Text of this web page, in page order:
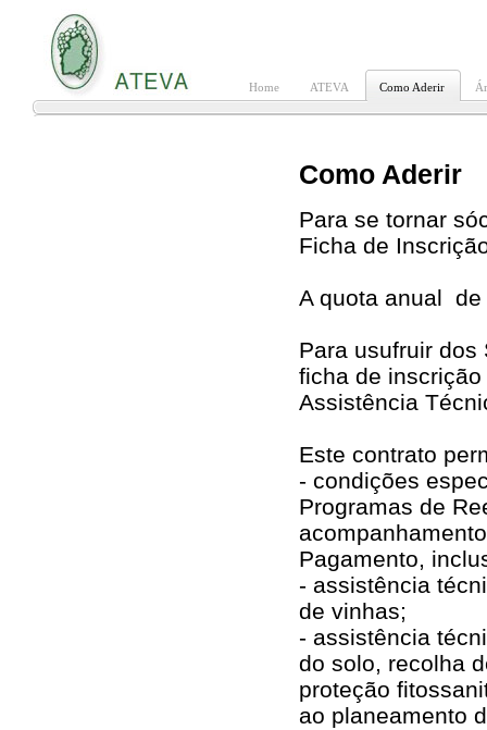
Home ATEVA Como Aderir
Como Aderir
Para se tornar
Ficha de
A quota anual
Para usufruir dos
ficha de
Assistência
Este contrato
- condições
Programas de
Pagamento,
- assistência
de vinhas;
- assistência
do solo, recolha
proteção
ao planeamento